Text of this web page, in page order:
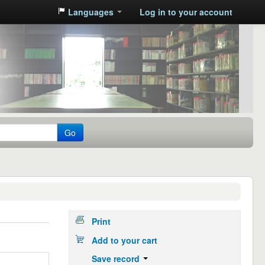
Languages Log in to your account
Go
Print
Add to your cart
Save record